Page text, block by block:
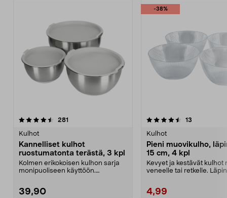
281
Kulhot
Kannelliset kulhot
ruostumatonta terästä, 3 kpl
Kolmen erikokoisen kulhon sarja
monipuoliseen käyttöön.
39,90
-38%
4.5 viidestä
13
Kulhot
Pieni muovikulho,
15 cm, 4 kpl
Kevyet ja kestävät kulhot
veneelle tai retkelle.
4,99
5.0 viidestä